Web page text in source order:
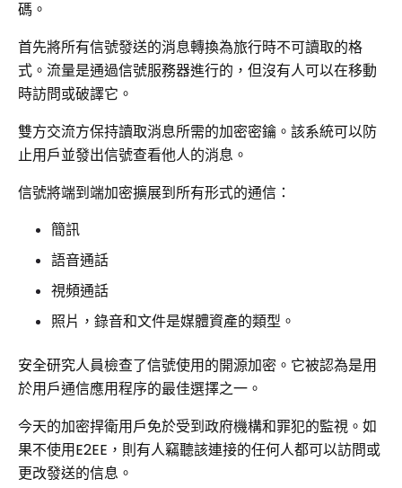
碼。
首先將所有信號發送的消息轉換為旅行時不可讀取的格
式。流量是通過信號服務器進行的，但沒有人可以在移動
時訪問或破譯它。
雙方交流方保持讀取消息所需的加密密鑰。該系統可以防
止用戶並發出信號查看他人的消息。
信號將端到端加密擴展到所有形式的通信：
簡訊
語音通話
視頻通話
照片，錄音和文件是媒體資產的類型。
安全研究人員檢查了信號使用的開源加密。它被認為是用
於用戶通信應用程序的最佳選擇之一。
今天的加密捍衛用戶免於受到政府機構和罪犯的監視。如
果不使用E2EE，則有人竊聽該連接的任何人都可以訪問或
更改發送的信息。